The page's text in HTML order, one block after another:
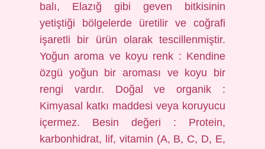
balı, Elazığ gibi geven bitkisinin
yetiştiği bölgelerde üretilir ve coğrafi
işaretli bir ürün olarak tescillenmiştir.
Yoğun aroma ve koyu renk : Kendine
özgü yoğun bir aroması ve koyu bir
rengi vardır. Doğal ve organik :
Kimyasal katkı maddesi veya koruyucu
içermez. Besin değeri : Protein,
karbonhidrat, lif, vitamin (A, B, C, D, E,